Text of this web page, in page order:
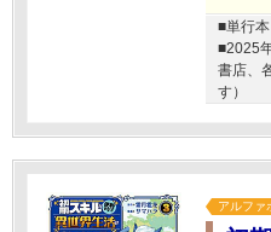
■単行本
■2025
書店、
す）
アルファ